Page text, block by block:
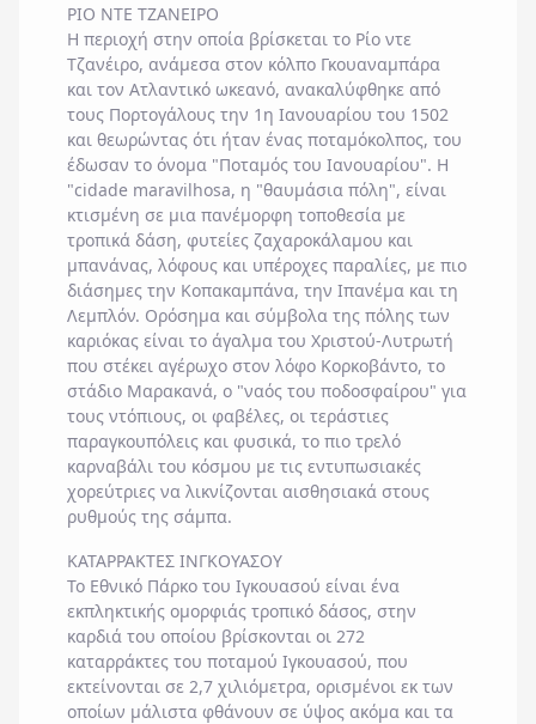
ΡΙΟ ΝΤΕ ΤΖΑΝΕΙΡΟ
Η περιοχή στην οποία βρίσκεται το Ρίο ντε
Τζανέιρο, ανάμεσα στον κόλπο Γκουαναμπάρα
και τον Ατλαντικό ωκεανό, ανακαλύφθηκε από
τους Πορτογάλους την 1η Ιανουαρίου του 1502
και θεωρώντας ότι ήταν ένας ποταμόκολπος, του
έδωσαν το όνομα "Ποταμός του Ιανουαρίου". Η
"cidade maravilhosa, η "θαυμάσια πόλη", είναι
κτισμένη σε μια πανέμορφη τοποθεσία με
τροπικά δάση, φυτείες ζαχαροκάλαμου και
μπανάνας, λόφους και υπέροχες παραλίες, με πιο
διάσημες την Κοπακαμπάνα, την Ιπανέμα και τη
Λεμπλόν. Ορόσημα και σύμβολα της πόλης των
καριόκας είναι το άγαλμα του Χριστού-Λυτρωτή
που στέκει αγέρωχο στον λόφο Κορκοβάντο, το
στάδιο Μαρακανά, ο "ναός του ποδοσφαίρου" για
τους ντόπιους, οι φαβέλες, οι τεράστιες
παραγκουπόλεις και φυσικά, το πιο τρελό
καρναβάλι του κόσμου με τις εντυπωσιακές
χορεύτριες να λικνίζονται αισθησιακά στους
ρυθμούς της σάμπα.
ΚΑΤΑΡΡΑΚΤΕΣ ΙΝΓΚΟΥΑΣΟΥ
Το Εθνικό Πάρκο του Ιγκουασού είναι ένα
εκπληκτικής ομορφιάς τροπικό δάσος, στην
καρδιά του οποίου βρίσκονται οι 272
καταρράκτες του ποταμού Ιγκουασού, που
εκτείνονται σε 2,7 χιλιόμετρα, ορισμένοι εκ των
οποίων μάλιστα φθάνουν σε ύψος ακόμα και τα